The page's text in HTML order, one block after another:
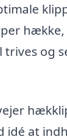
og
idé at